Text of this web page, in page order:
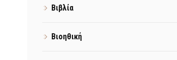
Βιβλία
Βιοηθική